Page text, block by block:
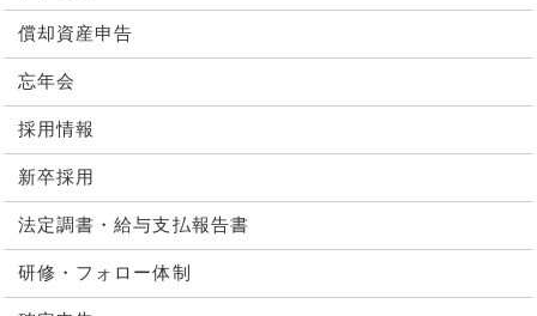
償却資産申告
忘年会
採用情報
新卒採用
法定調書・給与支払報告書
研修・フォロー体制